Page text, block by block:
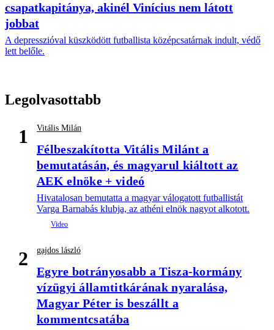
csapatkapitánya, akinél Vinícius nem látott
jobbat
A depresszióval küszködött futballista középcsatárnak indult, védő
lett belőle.
Legolvasottabb
1 Vitális Milán
Félbeszakította Vitális Milánt a
bemutatásán, és magyarul kiáltott az
AEK elnöke + videó
Hivatalosan bemutatta a magyar válogatott futballistát
Varga Barnabás klubja, az athéni elnök nagyot alkotott.
2 gajdos lászló
Egyre botrányosabb a Tisza-kormány
vízügyi államtitkárának nyaralása,
Magyar Péter is beszállt a
kommentcsatába